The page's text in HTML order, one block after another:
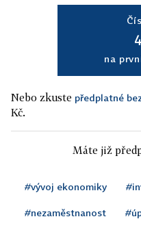
na
Nebo zkuste předplatné
Kč.
Máte již
#vývoj ekonomiky
#nezaměstnanost